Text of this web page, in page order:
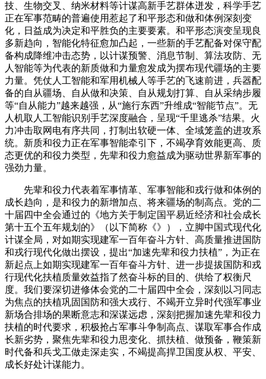
技、生物交叉、纳米材料等计谋高新手艺群体迸发，科学手艺
正在军事范畴的普遍使用惹起了和平形态和做和体例深刻变
化，日益成为决定和平胜负的主要要素。和平形态演变呈现良
多新趋向，智能化特征愈加凸起，一些新的手艺配备对保守配
备构成降维冲击态势，以计谋预警、消息节制、算法攻防、无
人智能等为代表的新质做和力量愈发成为摆布现代疆场的主要
力量。凭仗人工智能和军用机械人等手艺的飞速前进，兵器配
备的自从疆场、自从做和决策、自从规划打算、自从采纳步履
等“自从能力”越来越强，从“施行东西”升维成“智能节点”。无
人机取人工智能识别手艺深度融合，呈现“千里逃杀”结果。火
力冲击取网电有序共同，打制出软硬一体、全域笼盖的进攻系
统。新质和役力正在军事智能牵引下，不竭孕育效能更高、质
态更优的和役力类型，先辈和役力愈益成为驱动世界新军事的
强劲力量。
先辈和役力代表着军事情革、军事智能和戎行做和体例的
成长趋向，是和役力的新增加点、将来疆场的制高点。党的二
十届四中全会通过的《地方关于制定国平易近经济和社会成长
第十五个五年规划的》（以下简称《》），立脚中国式现代化
计谋全局，对如期实现建军一百年奋斗方针、高质量推进国防
和戎行现代化做出摆设，提出“加速先辈和役力扶植”，为正在
新起点上如期实现建军一百年奋斗方针、进一步提拔国防和戎
行现代化扶植质量效益指了然奋斗标的目的、供给了权衡尺
度。我们要深切进修体会党的二十届四中全会，深刻以习同志
为焦点的扶植巩固国防和强大戎行、不竭开立异时代强军事业
新场合排场的果断意志和深谋远虑，深刻把握加速先辈和役力
扶植的时代要求，积极抢占军事斗争制高点、谋取军事合作成
长新劣势，聚焦先辈和役力思变化、抓扶植、做预备，鞭策新
时代备和兵戈工做走深走实，不竭提高捍卫国度从权、平安、
成长好处计谋能力。